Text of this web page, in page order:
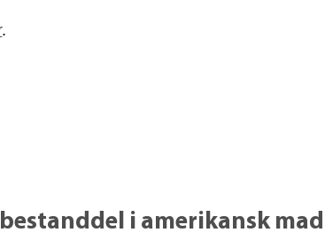
.
bestand­del i amerikansk